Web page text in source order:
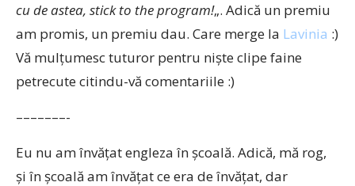
cu de astea, stick to the program!„. Adică un premiu
am promis, un premiu dau. Care merge la Lavinia :)
Vă mulţumesc tuturor pentru nişte clipe faine
petrecute citindu-vă comentariile :)
–––––––-
Eu nu am învăţat engleza în şcoală. Adică, mă rog,
şi în şcoală am învăţat ce era de învăţat, dar